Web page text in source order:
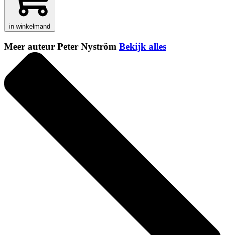
in winkelmand
Meer auteur Peter Nyström Bekijk alles